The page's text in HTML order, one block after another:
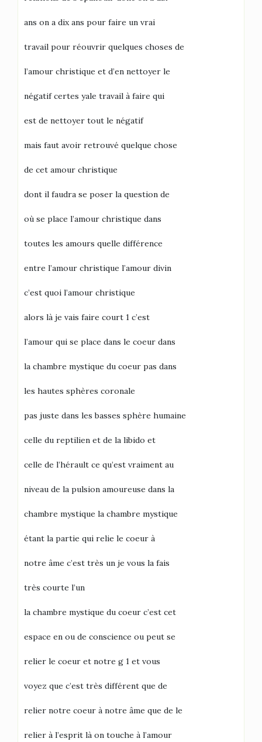
ans on a dix ans pour faire un vrai
travail pour réouvrir quelques choses de
l’amour christique et d’en nettoyer le
négatif certes yale travail à faire qui
est de nettoyer tout le négatif
mais faut avoir retrouvé quelque chose
de cet amour christique
dont il faudra se poser la question de
où se place l’amour christique dans
toutes les amours quelle différence
entre l’amour christique l’amour divin
c’est quoi l’amour christique
alors là je vais faire court 1 c’est
l’amour qui se place dans le coeur dans
la chambre mystique du coeur pas dans
les hautes sphères coronale
pas juste dans les basses sphère humaine
celle du reptilien et de la libido et
celle de l’hérault ce qu’est vraiment au
niveau de la pulsion amoureuse dans la
chambre mystique la chambre mystique
étant la partie qui relie le coeur à
notre âme c’est très un je vous la fais
très courte l’un
la chambre mystique du coeur c’est cet
espace en ou de conscience ou peut se
relier le coeur et notre g 1 et vous
voyez que c’est très différent que de
relier notre coeur à notre âme que de le
relier à l’esprit là on touche à l’amour